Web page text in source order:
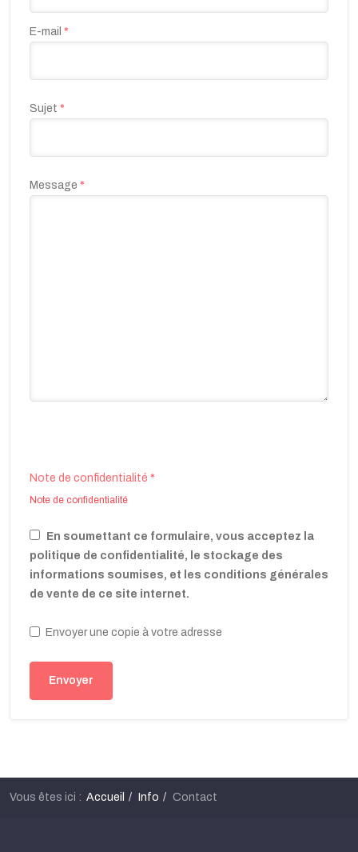
E-mail *
Sujet *
Message *
Note de confidentialité *
Note de confidentialité
En soumettant ce formulaire, vous acceptez la
politique de confidentialité, le stockage des
informations soumises, et les conditions générales
de vente de ce site internet.
Envoyer une copie à votre adresse
Envoyer
Vous êtes ici : Accueil Info Contact